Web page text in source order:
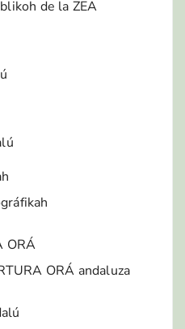
de la ZEA
ORÁ
ORÁ andaluza